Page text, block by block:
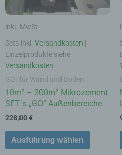
inkl. MwSt.
Sets inkl. Versandkosten |
Einzelprodukte siehe
Versandkosten
GO! für Wand und Boden
10m² – 200m² Mikrozement
SET´s „GO“ Außenbereiche
228,00€
Ausführung wählen
können
auf